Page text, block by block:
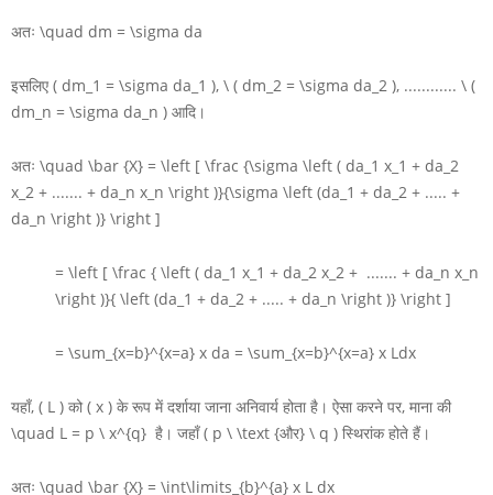
अतः \quad dm = \sigma da
इसलिए ( dm_1 = \sigma da_1 ), \ ( dm_2 = \sigma da_2 ), ............ \ (
dm_n = \sigma da_n ) आदि।
अतः \quad \bar {X} = \left [ \frac {\sigma \left ( da_1 x_1 + da_2
x_2 + ....... + da_n x_n \right )}{\sigma \left (da_1 + da_2 + ..... +
da_n \right )} \right ]
= \left [ \frac { \left ( da_1 x_1 + da_2 x_2 + ....... + da_n x_n
\right )}{ \left (da_1 + da_2 + ..... + da_n \right )} \right ]
= \sum_{x=b}^{x=a} x da = \sum_{x=b}^{x=a} x Ldx
यहाँ, ( L ) को( x ) के रूप में दर्शाया जाना अनिवार्य होता है। ऐसा करने पर, माना की
\quad L = p \ x^{q} है। जहाँ( p \ \text {और} \ q ) स्थिरांक होते हैं।
अतः \quad \bar {X} = \int\limits_{b}^{a} x L dx